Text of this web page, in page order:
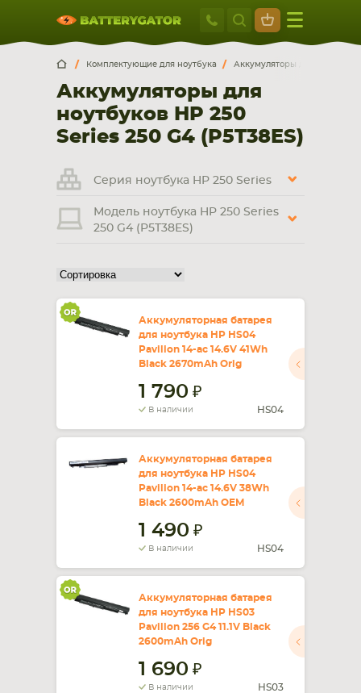
Москва
+7 495 414
Москва Санкт-Петербург
г. Москва, ул. Ткацкая, 5с3 (м. Семеновская)
5 мин. ходьбы от ст.м. “Семеновская”
+7 495 414 28 59
Пн-Вс:
9:00-21:00
смартфона, планшета
КОМПЛЕКТУЮЩИЕ
Комплектующие для ноутбука Аккумуляторы для ноутбуков
Аккумуляторы для
ноутбуков HP 250
Series 250 G4 (P5T38ES)
Серия ноутбука HP 250 Series
Модель ноутбука HP 250 Series
250 G4 (P5T38ES)
Аккумуляторная батарея
для ноутбука HP HS04
Pavilion 14-ac 14.6V 41Wh
Black 2670mAh Orig
1 790
В наличии HS04
Аккумуляторная батарея
для ноутбука HP HS04
Pavilion 14-ac 14.6V 38Wh
Black 2600mAh OEM
1 490
В наличии HS04
Аккумуляторная батарея
для ноутбука HP HS03
Pavilion 256 G4 11.1V Black
2600mAh Orig
1 690
В наличии HS03